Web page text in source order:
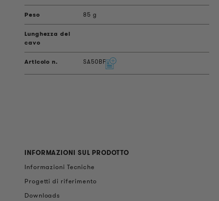
85 g
SA50BF
INFORMAZIONI SUL PRODOTTO
Informazioni Tecniche
Progetti di riferimento
Downloads